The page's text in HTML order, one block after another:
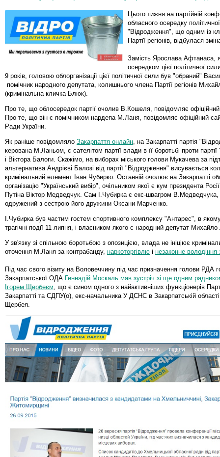
Цього тижня на партійній
обласного осередку політичної
"Відродження", що одним із
Партії регіонів, відбулася
Замість Ярослава Афтанаса,
осередком цієї політичної
9 років, головою облорганізації цієї політичної сили був "обраний"
помічник народного депутата, колишнього члена Партії регіонів
(кримінальна кличка Блюк).
Про те, що облосередок партії очолив В.Кошеля, повідомляє офіційний
Про те, що він є помічником нардепа М.Ланя, повідомляє офіційний
Ради України.
Як раніше повідомляло Закарпаття онлайн , на Закарпатті партія
керована М.Ланьом, є сателітом партії влади в її боротьбі проти
і Віктора Балоги. Скажімо, на виборах міського голови Мукачева за
альтернатива Андрієві Балозі від партії "Відродження" висувається
кримінальний елемент Іван Чубирко. Останній очолює на Закарпатті
організацію "Український вибір", очільником якої є кум президента
Путіна Віктор Медведчук. Сам І.Чубирка є екс-швагром В.Медведчука,
одружений з сестрою його дружини Оксани Марченко.
І.Чубирка був частим гостем спортивного комплексу "Антарес", в
трагічні події 11 липня, і власником якого є народний депутат
У зв'язку зі спільною боротьбою з опозицією, влада не ініціює
оточення М.Ланя за контрабанду, наркоторгівлю і незаконне володіння
Під час свого візиту на Воловеччину під час призначення голови РДА
Закарпатської ОДА Геннадій Москаль мав зустріч зі ще одним
Ігорем Щербеєм , що є сином одного з найактивніших функціонерів
Закарпатті та СДПУ(о), екс-начальника У ДСНС в Закарпатській
Щербея.